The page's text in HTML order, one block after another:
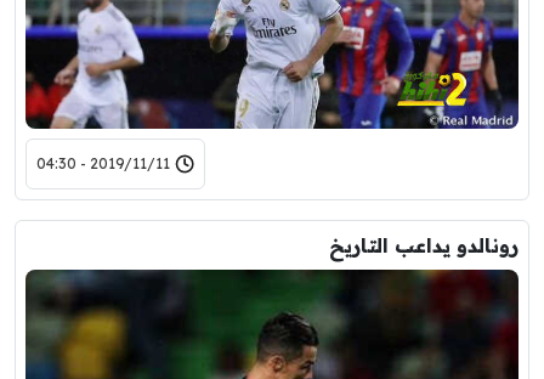
2019/11/11 - 04:30
رونالدو يداعب التاريخ